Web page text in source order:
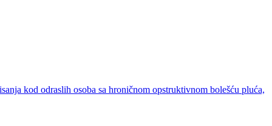
kod odraslih osoba sa hroničnom opstruktivnom bolešću pluća,